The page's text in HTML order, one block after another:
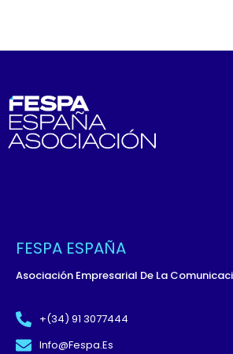
FESPA ESPAÑA
Asociación Empresarial De La
+(34) 91 3077444
Info@fespa.es